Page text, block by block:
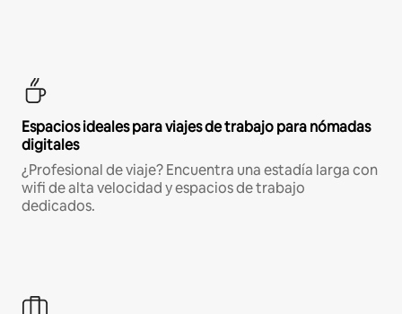
Espacios ideales para viajes de trabajo para nómadas
digitales
¿Profesional de viaje? Encuentra una estadía larga con
wifi de alta velocidad y espacios de trabajo
dedicados.